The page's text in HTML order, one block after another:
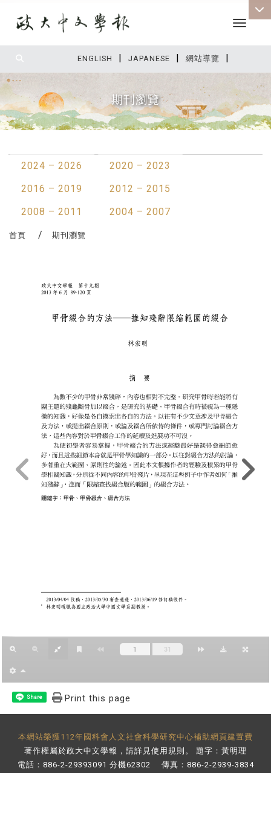
ENGLISH | JAPANESE | 網站導覽 |
Toggle
期刊瀏覽
2024 – 2026
2020 – 2023
2016 – 2019
2012 – 2015
2008 – 2011
2004 – 2007
首頁 期刊瀏覽
Share Print this page
本網站榮獲112年國科會人文社會科學研究中心補助網頁建置費
著作權屬於政大中文學報，請詳見使用規則 。 題字：黃明理
電話：886-2-29393091 分機62302 傳真：886-2-2939-3834